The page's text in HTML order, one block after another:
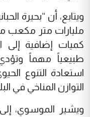
مليارات متر مكعب
كميات إضافية إلى
طبيعياً مهماً وتؤدي
استعادة التنوع
التوازن المناخي في
ويشير الموسوي،